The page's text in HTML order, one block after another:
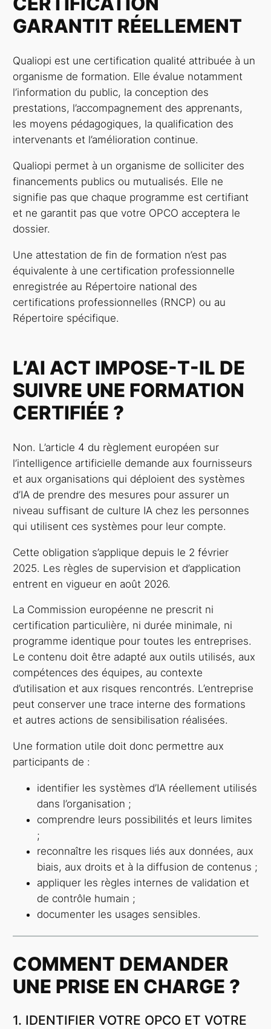
GARANTIT RÉELLEMENT
Qualiopi est une certification qualité attribuée à un
organisme de formation. Elle évalue notamment
l’information du public, la conception des
prestations, l’accompagnement des apprenants,
les moyens pédagogiques, la qualification des
intervenants et l’amélioration continue.
Qualiopi permet à un organisme de solliciter des
financements publics ou mutualisés. Elle ne
signifie pas que chaque programme est certifiant
et ne garantit pas que votre OPCO acceptera le
dossier.
Une attestation de fin de formation n’est pas
équivalente à une certification professionnelle
enregistrée au Répertoire national des
certifications professionnelles (RNCP) ou au
Répertoire spécifique.
L’AI ACT IMPOSE-T-IL DE
SUIVRE UNE FORMATION
CERTIFIÉE ?
Non. L’article 4 du règlement européen sur
l’intelligence artificielle demande aux fournisseurs
et aux organisations qui déploient des systèmes
d’IA de prendre des mesures pour assurer un
niveau suffisant de culture IA chez les personnes
qui utilisent ces systèmes pour leur compte.
Cette obligation s’applique depuis le 2 février
2025. Les règles de supervision et d’application
entrent en vigueur en août 2026.
La Commission européenne ne prescrit ni
certification particulière, ni durée minimale, ni
programme identique pour toutes les entreprises.
Le contenu doit être adapté aux outils utilisés, aux
compétences des équipes, au contexte
d’utilisation et aux risques rencontrés. L’entreprise
peut conserver une trace interne des formations
et autres actions de sensibilisation réalisées.
Une formation utile doit donc permettre aux
participants de :
identifier les systèmes d’IA réellement utilisés
dans l’organisation ;
comprendre leurs possibilités et leurs limites
;
reconnaître les risques liés aux données, aux
biais, aux droits et à la diffusion de contenus ;
appliquer les règles internes de validation et
de contrôle humain ;
documenter les usages sensibles.
COMMENT DEMANDER
UNE PRISE EN CHARGE ?
1. IDENTIFIER VOTRE OPCO ET VOTRE